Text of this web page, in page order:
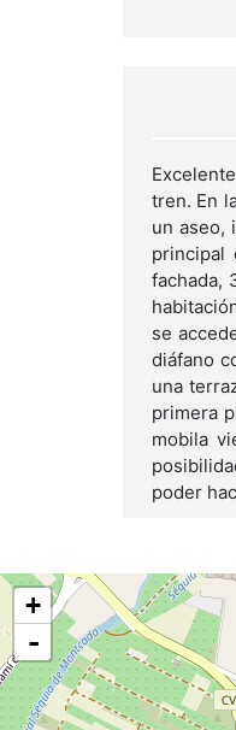
tren. En
un aseo,
principal
fachada,
se
diáfano
una
primera
mobila
poder
+
-